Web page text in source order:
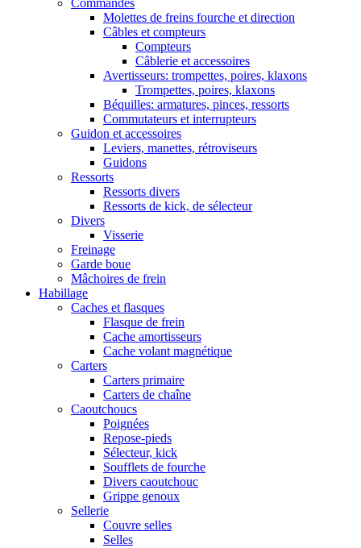
Commandes
Molettes de freins fourche et direction
Câbles et compteurs
Compteurs
Câblerie et accessoires
Avertisseurs: trompettes, poires, klaxons
Trompettes, poires, klaxons
Béquilles: armatures, pinces, ressorts
Commutateurs et interrupteurs
Guidon et accessoires
Leviers, manettes, rétroviseurs
Guidons
Ressorts
Ressorts divers
Ressorts de kick, de sélecteur
Divers
Visserie
Freinage
Garde boue
Mâchoires de frein
Habillage
Caches et flasques
Flasque de frein
Cache amortisseurs
Cache volant magnétique
Carters
Carters primaire
Carters de chaîne
Caoutchoucs
Poignées
Repose-pieds
Sélecteur, kick
Soufflets de fourche
Divers caoutchouc
Grippe genoux
Sellerie
Couvre selles
Selles